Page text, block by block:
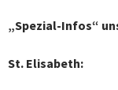
„Spezial-Infos“
St. Elisabeth: